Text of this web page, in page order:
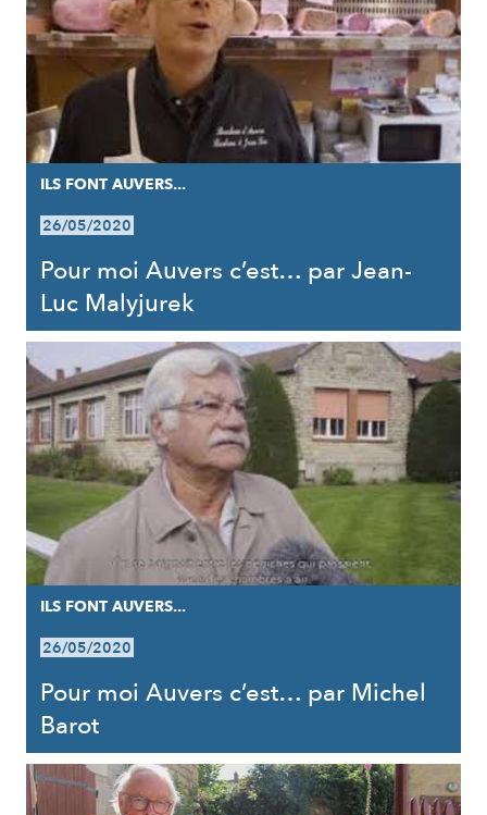
ILS FONT AUVERS...
26/05/2020
Pour moi Auvers c’est… par Jean-
Luc Malyjurek
ILS FONT AUVERS...
26/05/2020
Pour moi Auvers c’est… par Michel
Barot